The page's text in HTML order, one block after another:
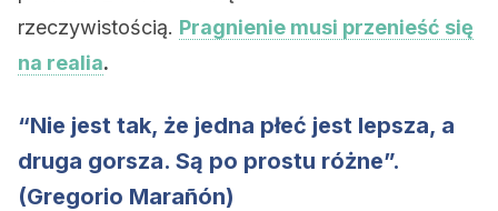
rzeczywistością. Pragnienie musi przenieść się
na realia.
“Nie jest tak, że jedna płeć jest lepsza, a
druga gorsza. Są po prostu różne”.
(Gregorio Marañón)